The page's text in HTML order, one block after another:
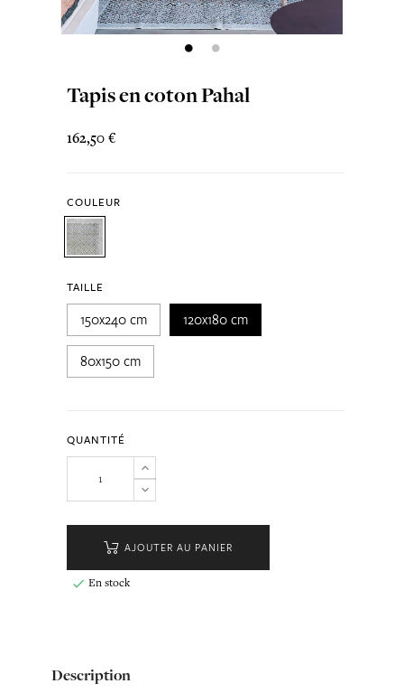
Tapis en coton Pahal
162,50 €
COULEUR
TAILLE
150x240 cm 120x180 cm
80x150 cm
QUANTITÉ
AJOUTER AU PANIER
 En stock
Description